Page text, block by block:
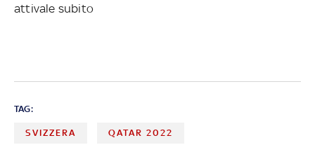
attivale subito
TAG:
SVIZZERA QATAR 2022